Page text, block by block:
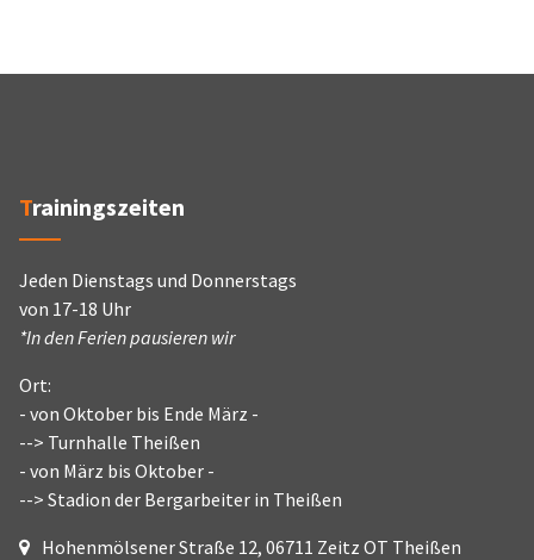
Trainingszeiten
Jeden Dienstags und Donnerstags
von 17-18 Uhr
*In den Ferien pausieren wir
Ort:
- von Oktober bis Ende März -
--> Turnhalle Theißen
- von März bis Oktober -
--> Stadion der Bergarbeiter in Theißen
Hohenmölsener Straße 12, 06711 Zeitz OT Theißen